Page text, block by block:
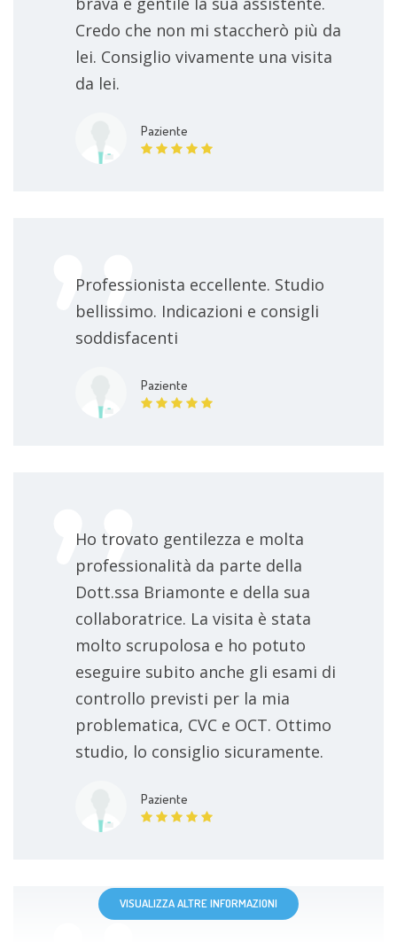
Credo che non mi staccherò più da
lei. Consiglio vivamente una visita
da lei.
Paziente
Professionista eccellente. Studio
bellissimo. Indicazioni e consigli
soddisfacenti
Paziente
Ho trovato gentilezza e molta
professionalità da parte della
Dott.ssa Briamonte e della sua
collaboratrice. La visita è stata
molto scrupolosa e ho potuto
eseguire subito anche gli esami di
controllo previsti per la mia
problematica, CVC e OCT. Ottimo
studio, lo consiglio sicuramente.
Paziente
VISUALIZZA ALTRE INFORMAZIONI